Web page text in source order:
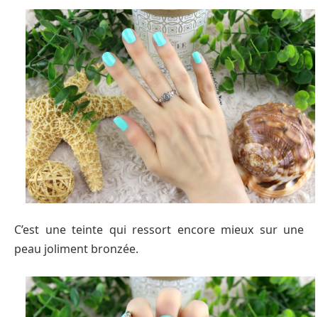
C’est une teinte qui ressort encore mieux sur une
peau joliment bronzée.